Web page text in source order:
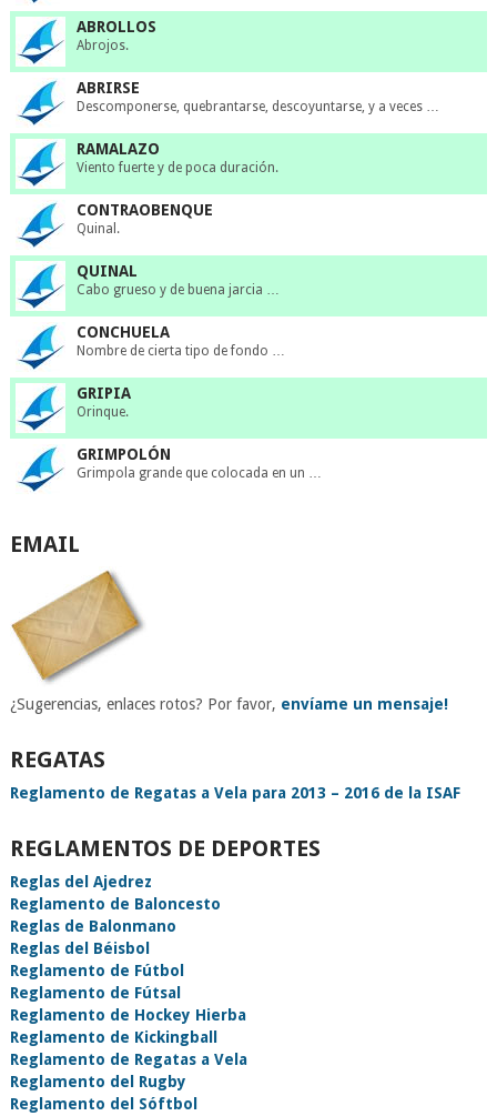
ABROLLOS
Abrojos.
ABRIRSE
Descomponerse, quebrantarse, descoyuntarse, y a veces …
RAMALAZO
Viento fuerte y de poca duración.
CONTRAOBENQUE
Quinal.
QUINAL
Cabo grueso y de buena jarcia …
CONCHUELA
Nombre de cierta tipo de fondo …
GRIPIA
Orinque.
GRIMPOLÓN
Grimpola grande que colocada en un …
EMAIL
¿Sugerencias, enlaces rotos? Por favor, envíame un mensaje!
REGATAS
Reglamento de Regatas a Vela para 2013 – 2016 de la ISAF
REGLAMENTOS DE DEPORTES
Reglas del Ajedrez
Reglamento de Baloncesto
Reglas de Balonmano
Reglas del Béisbol
Reglamento de Fútbol
Reglamento de Fútsal
Reglamento de Hockey Hierba
Reglamento de Kickingball
Reglamento de Regatas a Vela
Reglamento del Rugby
Reglamento del Sóftbol